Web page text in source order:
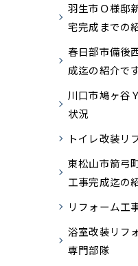
羽生市Ｏ様邸
宅完成までの
春日部市備後
成迄の紹介です
川口市鳩ヶ谷
状況
トイレ改装リ
東松山市箭弓
工事完成迄の
リフォーム工
浴室改装リフ
専門部隊